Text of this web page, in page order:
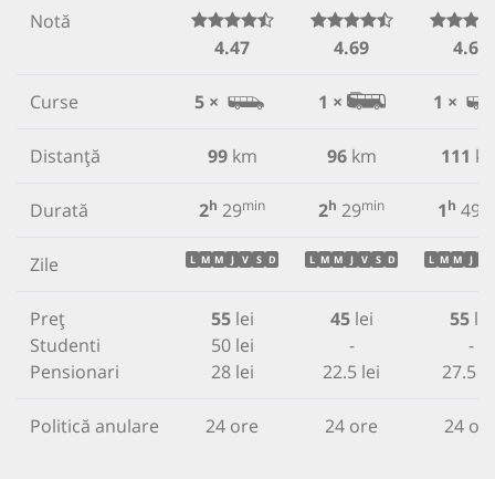
Notă
4.47
4.69 4.63
Curse 5 × 1 × 1 ×
Distanță 99km 96km 111
Durată 2h 29min 2h 29min 1h 49
Zile L M M J V S D L M M J V S D L M M J
Preț
Studenti
Pensionari
55lei
50 lei
28 lei
45lei
-
22.5 lei
55lei
-
27.5
Politică anulare 24 ore 24 ore 24